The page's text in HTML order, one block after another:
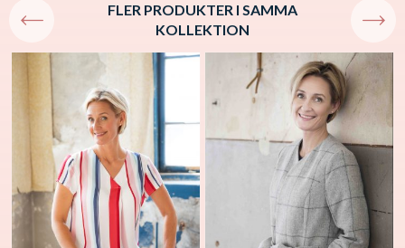
FLER PRODUKTER I SAMMA
KOLLEKTION